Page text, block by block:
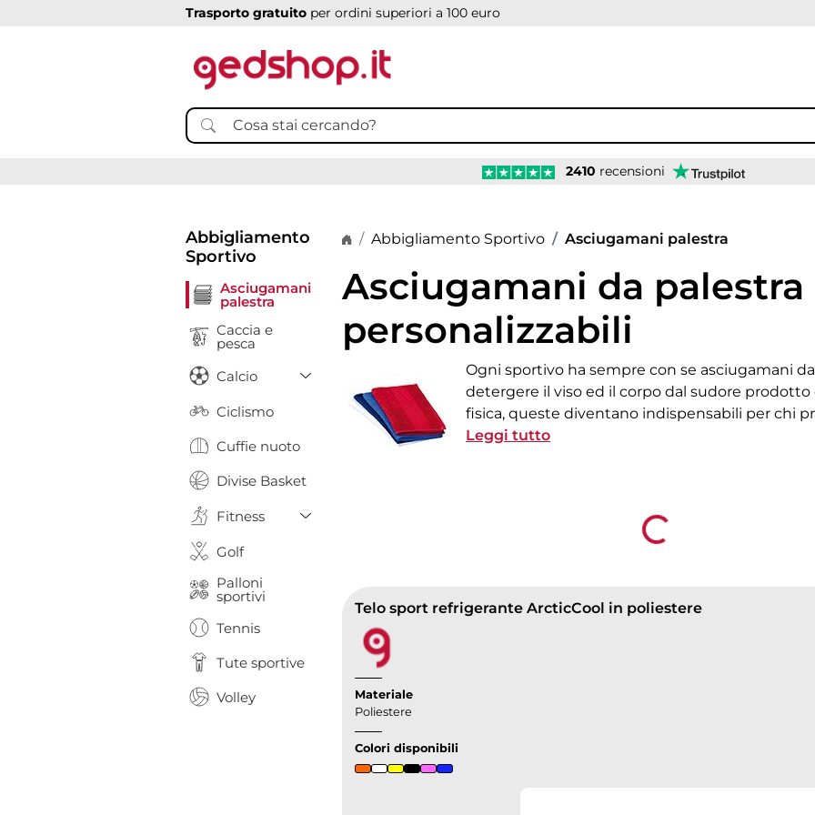
Trasporto gratuito per ordini superiori a 100 euro
2410 recensioni
Abbigliamento
Sportivo
Asciugamani
palestra
Caccia e
pesca
Calcio
Toggle Dropdown
Ciclismo
Cuffie nuoto
Divise Basket
Fitness Toggle Dropdown
Golf
Palloni
sportivi
Tennis
Tute sportive
Volley
Home page
Abbigliamento Sportivo Asciugamani palestra
Asciugamani da palestra
personalizzabili
Ogni sportivo ha sempre con se asciugamani
detergere il viso ed il corpo dal sudore
fisica, queste diventano indispensabili per chi
sudare molto o per la palestra dove molte volte
Leggi tutto
Loading...
Telo sport refrigerante ArcticCool in poliestere
Materiale
Poliestere
Colori disponibili